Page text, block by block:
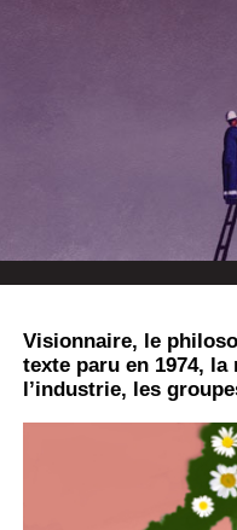
Vision­naire, le
texte paru en 1974,
l’industrie, les